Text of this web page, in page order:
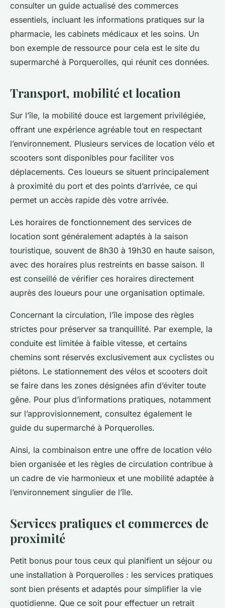
consulter un guide actualisé des commerces
essentiels, incluant les informations pratiques sur la
pharmacie, les cabinets médicaux et les soins. Un
bon exemple de ressource pour cela est le site du
supermarché à Porquerolles, qui réunit ces données.
Transport, mobilité et location
Sur l’île, la mobilité douce est largement privilégiée,
offrant une expérience agréable tout en respectant
l’environnement. Plusieurs services de location vélo et
scooters sont disponibles pour faciliter vos
déplacements. Ces loueurs se situent principalement
à proximité du port et des points d’arrivée, ce qui
permet un accès rapide dès votre arrivée.
Les horaires de fonctionnement des services de
location sont généralement adaptés à la saison
touristique, souvent de 8h30 à 19h30 en haute saison,
avec des horaires plus restreints en basse saison. Il
est conseillé de vérifier ces horaires directement
auprès des loueurs pour une organisation optimale.
Concernant la circulation, l’île impose des règles
strictes pour préserver sa tranquillité. Par exemple, la
conduite est limitée à faible vitesse, et certains
chemins sont réservés exclusivement aux cyclistes ou
piétons. Le stationnement des vélos et scooters doit
se faire dans les zones désignées afin d’éviter toute
gêne. Pour plus d’informations pratiques, notamment
sur l’approvisionnement, consultez également le
guide du supermarché à Porquerolles.
Ainsi, la combinaison entre une offre de location vélo
bien organisée et les règles de circulation contribue à
un cadre de vie harmonieux et une mobilité adaptée à
l’environnement singulier de l’île.
Services pratiques et commerces de
proximité
Petit bonus pour tous ceux qui planifient un séjour ou
une installation à Porquerolles : les services pratiques
sont bien présents et adaptés pour simplifier la vie
quotidienne. Que ce soit pour effectuer un retrait